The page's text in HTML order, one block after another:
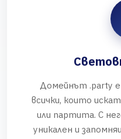
Домейнът .party
всички, които
или партита. С
уникален и